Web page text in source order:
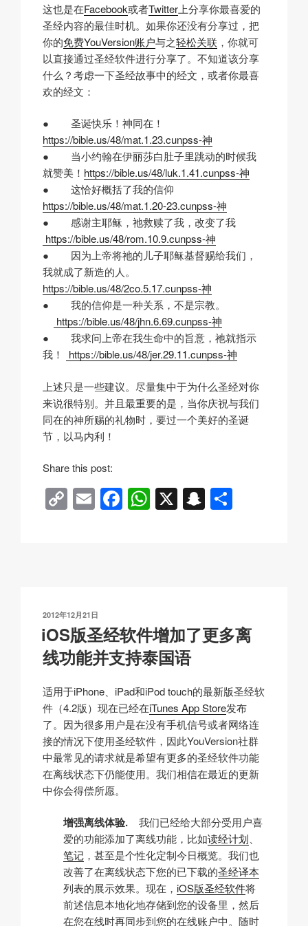
这也是在Facebook或者Twitter 上分享你最喜爱的
圣经内容的最佳时机。如果你还没有分享过，把
你的免费YouVersion账户与之轻松关联 ，你就可
以直接通过圣经软件进行分享了。不知道该分享
什么？考虑一下圣经故事中的经文，或者你最喜
欢的经文：
● 圣诞快乐！神同在！
https://bible.us/48/mat.1.23.cunpss-神
● 当小约翰在伊丽莎白肚子里跳动的时候我
就赞美！ https://bible.us/48/luk.1.41.cunpss-神
● 这恰好概括了我的信仰
https://bible.us/48/mat.1.20-23.cunpss-神
● 感谢主耶稣，祂救赎了我，改变了我
https://bible.us/48/rom.10.9.cunpss-神
● 因为上帝将祂的儿子耶稣基督赐给我们，
我就成了新造的人。
https://bible.us/48/2co.5.17.cunpss-神
● 我的信仰是一种关系，不是宗教。
https://bible.us/48/jhn.6.69.cunpss-神
● 我求问上帝在我生命中的旨意，祂就指示
我！
https://bible.us/48/jer.29.11.cunpss-神
上述只是一些建议。尽量集中于为什么圣经对你
来说很特别。并且最重要的是，当你庆祝与我们
同在的神所赐的礼物时，要过一个美好的圣诞
节，以马内利！
Share this post:
C
n
k
E F
o
k
W
p
X S
at
发
布
于
2012年12月21日
iOS版圣经软件增加了更多离
线功能并支持泰国语
适用于iPhone、iPad和iPod touch的最新版圣经软
件（4.2版）现在已经在iTunes App Store发布
了。因为很多用户是在没有手机信号或者网络连
接的情况下使用圣经软件，因此YouVersion社群
中最常见的请求就是希望有更多的圣经软件功能
在离线状态下仍能使用。我们相信在最近的更新
中你会得偿所愿。
增强离线体验. 我们已经给大部分受用户喜
爱的功能添加了离线功能，比如读经计划、
笔记 ，甚至是个性化定制今日概览。我们也
改善了在离线状态下您的已下载的圣经译本
列表的展示效果。现在， iOS版圣经软件将
前述信息本地化地存储到您的设备里，然后
在您在线时再同步到您的在线账户中。随时